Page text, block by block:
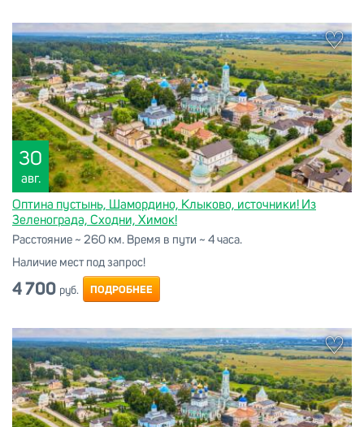
30
авг.
Оптина пустынь, Шамордино, Клыково, источники! Из
Зеленограда, Сходни, Химок!
Расстояние ~ 260 км. Время в пути ~ 4 часа.
Наличие мест под запрос!
4 700 руб. ПОДРОБНЕЕ